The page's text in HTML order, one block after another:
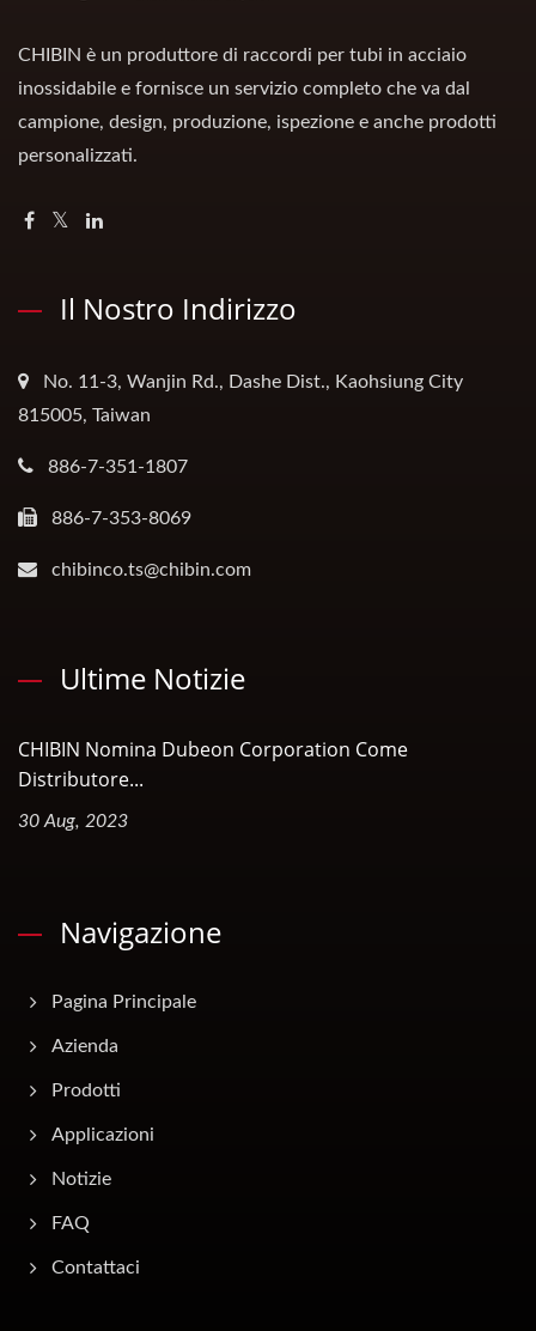
CHIBIN è un produttore di raccordi per tubi in acciaio
inossidabile e fornisce un servizio completo che va dal
campione, design, produzione, ispezione e anche prodotti
personalizzati.
Il Nostro Indirizzo
No. 11-3, Wanjin Rd., Dashe Dist., Kaohsiung City
815005, Taiwan
886-7-351-1807
886-7-353-8069
chibinco.ts@chibin.com
Ultime Notizie
CHIBIN Nomina Dubeon Corporation Come
Distributore...
30 Aug, 2023
Navigazione
Pagina Principale
Azienda
Prodotti
Applicazioni
Notizie
FAQ
Contattaci